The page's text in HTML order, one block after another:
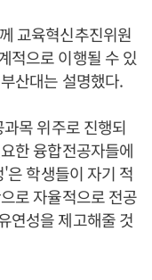
교육혁신추진위원
적으로 이행될 수 있
산대는 설명했다.
목 위주로 진행되
한 융합전공자들에
은 학생들이 자기 적
로 자율적으로 전공
연성을 제고해줄 것